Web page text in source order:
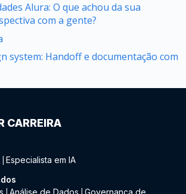
Alura: O que achou da sua
com a gente?
system: Handoff e documentação com
CARREIRA
Especialista em IA
Análise de Dados
Governança de